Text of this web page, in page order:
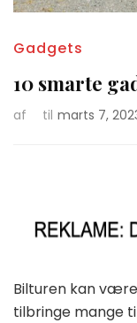
Gadgets
10 smarte
af til marts 7,
Bilturen kan
tilbringe mange